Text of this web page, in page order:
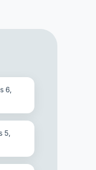
6,
5,
vdcasino